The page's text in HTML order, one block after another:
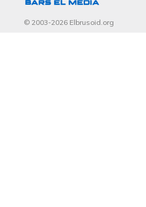
© 2003-2026 Elbrusoid.org